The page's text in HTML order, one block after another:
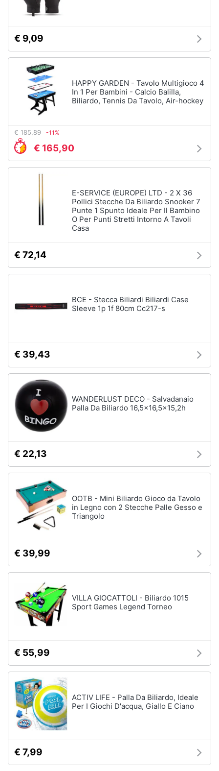
Palestrina
Vedi
armi
giocattolo
Nerf
Monopattino
Skateboard
Vedi
tutti
€ 9,09
HAPPY GARDEN - Tavolo Multigioco 4
In 1 Per Bambini - Calcio Balilla,
Biliardo, Tennis Da Tavolo, Air-hockey
€ 185,89 -11%
€ 165,90
E-SERVICE (EUROPE) LTD - 2 X 36
Pollici Stecche Da Biliardo Snooker 7
Punte 1 Spunto Ideale Per Il Bambino
O Per Punti Stretti Intorno A Tavoli
Casa
€ 72,14
BCE - Stecca Biliardi Biliardi Case
Sleeve 1p 1f 80cm Cc217-s
€ 39,43
WANDERLUST DECO - Salvadanaio
Palla Da Biliardo 16,5x16,5x15,2h
€ 22,13
OOTB - Mini Biliardo Gioco da Tavolo
in Legno con 2 Stecche Palle Gesso e
Triangolo
€ 39,99
VILLA GIOCATTOLI - Biliardo 1015
Sport Games Legend Torneo
€ 55,99
ACTIV LIFE - Palla Da Biliardo, Ideale
Per I Giochi D'acqua, Giallo E Ciano
€ 7,99